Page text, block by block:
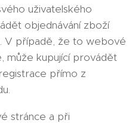
uživatelského
objednávání zboží
V případě, že to webové
může kupující provádět
přímo z
stránce a při